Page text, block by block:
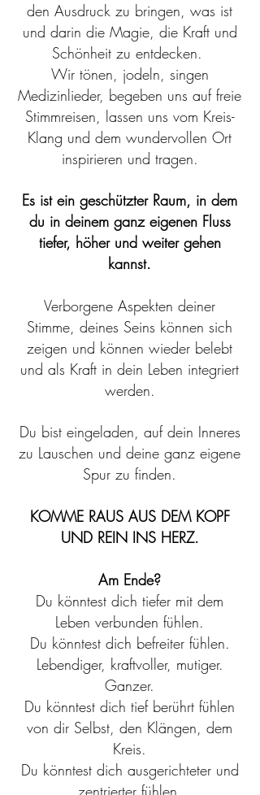
den Ausdruck zu bringen, was ist
und darin die Magie, die Kraft und
Schönheit zu entdecken.
Wir tönen, jodeln, singen
Medizinlieder, begeben uns auf freie
Stimmreisen, lassen uns vom Kreis-
Klang und dem wundervollen Ort
inspirieren und tragen.
Es ist ein geschützter Raum, in dem
du in deinem ganz eigenen Fluss
tiefer, höher und weiter gehen
kannst.
Verborgene Aspekten deiner
Stimme, deines Seins können sich
zeigen und können wieder belebt
und als Kraft in dein Leben integriert
werden.
Du bist eingeladen, auf dein Inneres
zu Lauschen und deine ganz eigene
Spur zu finden.
KOMME RAUS AUS DEM KOPF
UND REIN INS HERZ.
Am Ende?
Du könntest dich tiefer mit dem
Leben verbunden fühlen.
Du könntest dich befreiter fühlen.
Lebendiger, kraftvoller, mutiger.
Ganzer.
Du könntest dich tief berührt fühlen
von dir Selbst, den Klängen, dem
Kreis.
Du könntest dich ausgerichteter und
zentrierter fühlen.